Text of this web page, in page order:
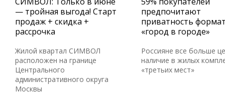
— тройная выгода! Старт
продаж + скидка +
рассрочка
Жилой квартал СИМВОЛ
расположен на границе
Центрального
административного округа
Москвы
предпочитают
приватность
«город в городе»
Россияне все больше
наличие в жилых
«третьих мест»